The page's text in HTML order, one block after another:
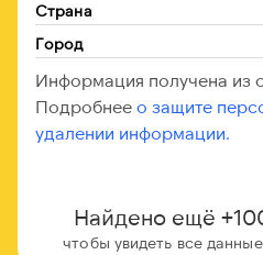
Страна
Город
Информация получена из
Подробнее о защите
удалении информации.
Найдено ещё
чтобы увидеть все